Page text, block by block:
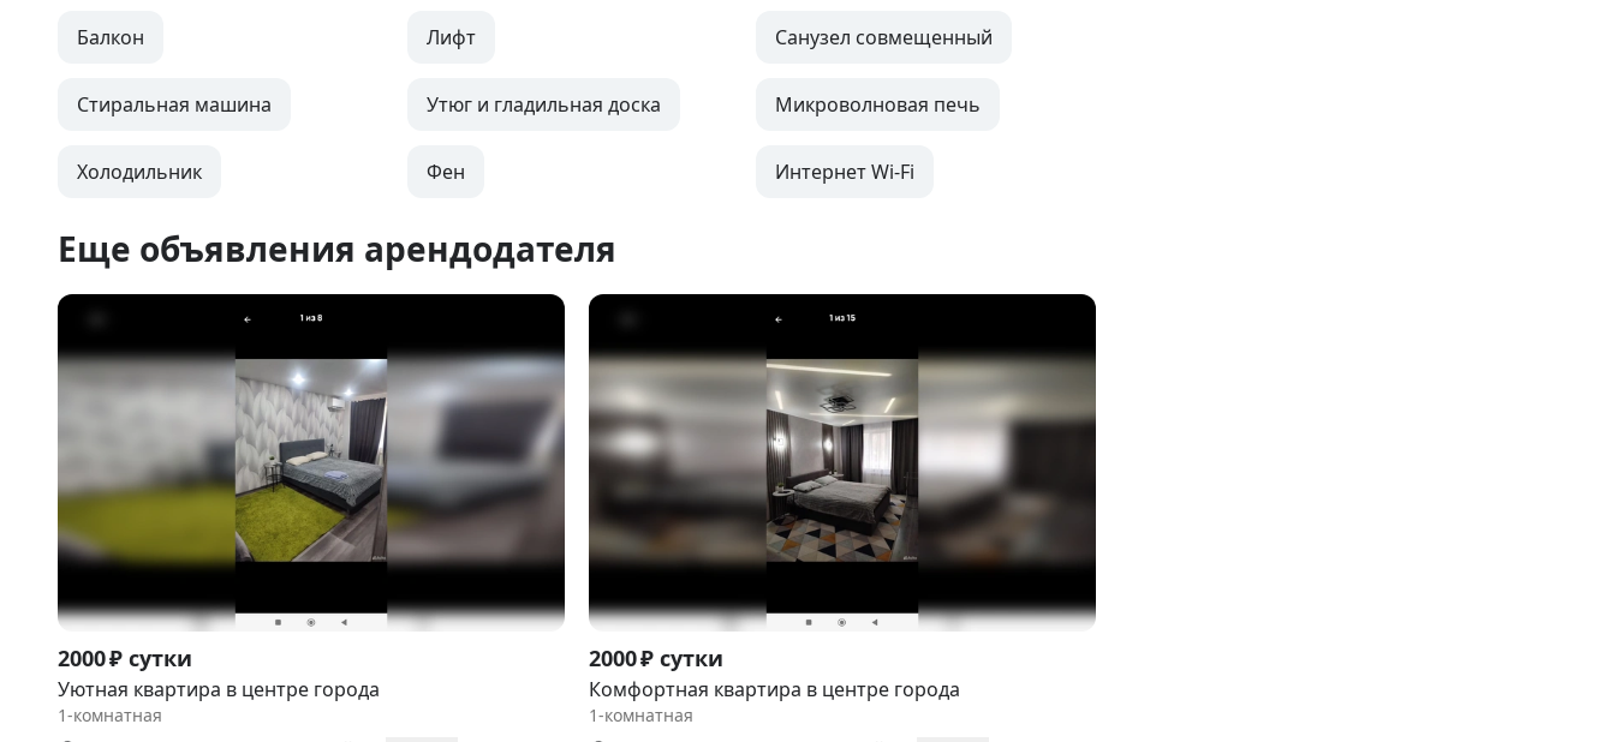
Балкон Лифт Санузел совмещенный
Стиральная машина Утюг и гладильная доска Микроволновая печь
Холодильник Фен Интернет Wi-Fi
Еще объявления арендодателя
Item
1
of
2000 ₽ сутки
Уютная квартира в центре города
1-комнатная
Item
1
of
2000 ₽ сутки
Комфортная квартира в центре города
1-комнатная